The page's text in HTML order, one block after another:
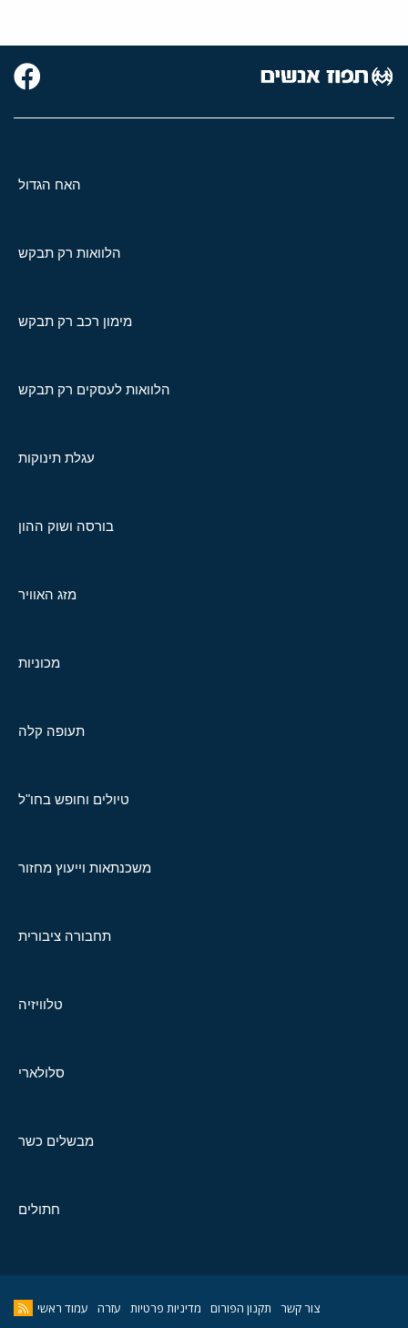
האח הגדול
הלוואות רק תבקש
מימון רכב רק תבקש
הלוואות לעסקים רק תבקש
עגלת תינוקות
בורסה ושוק ההון
מזג האוויר
מכוניות
תעופה קלה
טיולים וחופש בחו"ל
משכנתאות וייעוץ מחזור
תחבורה ציבורית
טלוויזיה
סלולארי
מבשלים כשר
חתולים
צור קשר תקנון הפורום מדיניות פרטיות עזרה עמוד ראשי